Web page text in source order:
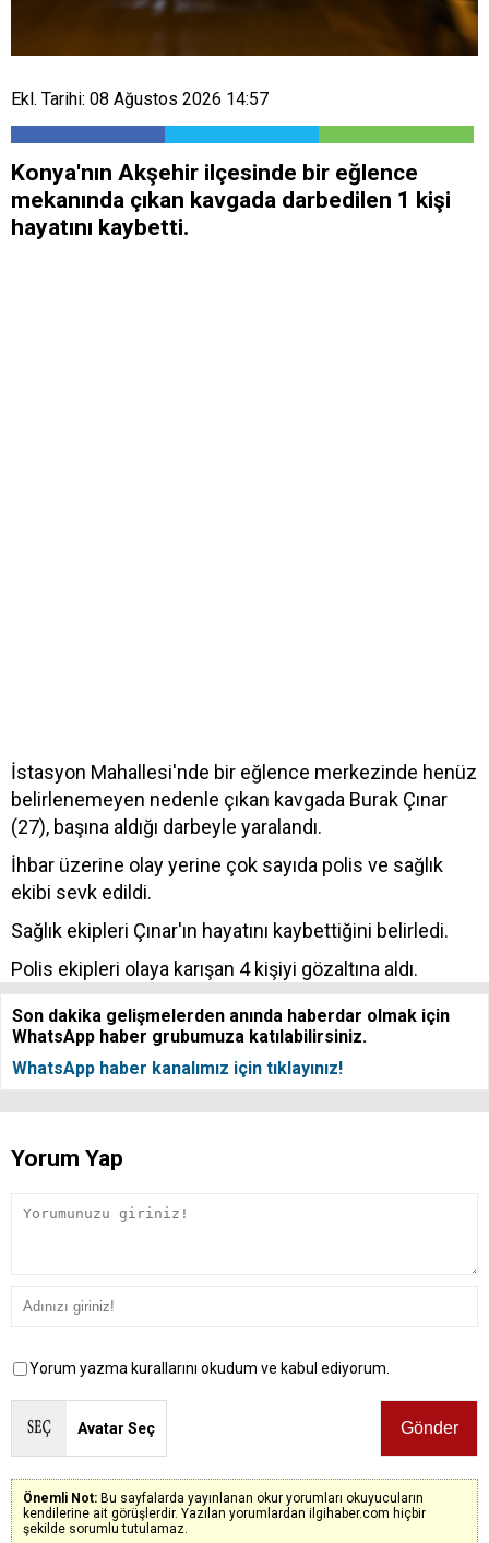
Ekl. Tarihi: 08 Ağustos 2026 14:57
Konya'nın Akşehir ilçesinde bir eğlence
mekanında çıkan kavgada darbedilen 1 kişi
hayatını kaybetti.
İstasyon Mahallesi'nde bir eğlence merkezinde henüz
belirlenemeyen nedenle çıkan kavgada Burak Çınar
(27), başına aldığı darbeyle yaralandı.
İhbar üzerine olay yerine çok sayıda polis ve sağlık
ekibi sevk edildi.
Sağlık ekipleri Çınar'ın hayatını kaybettiğini belirledi.
Polis ekipleri olaya karışan 4 kişiyi gözaltına aldı.
Son dakika gelişmelerden anında haberdar olmak için
WhatsApp haber grubumuza katılabilirsiniz.
WhatsApp haber kanalımız için tıklayınız!
Yorum Yap
Yorum yazma kurallarını okudum ve kabul ediyorum.
Avatar Seç
Önemli Not: Bu sayfalarda yayınlanan okur yorumları okuyucuların
kendilerine ait görüşlerdir. Yazılan yorumlardan ilgihaber.com hiçbir
şekilde sorumlu tutulamaz.